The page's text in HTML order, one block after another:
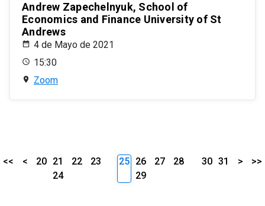
Andrew Zapechelnyuk, School of
Economics and Finance University of St
Andrews
4 de Mayo de 2021
15:30
Zoom
<< < 20 21 22
23
24
25 26 27
28
29
30 31 > >>